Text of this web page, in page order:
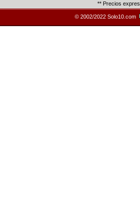
** Precios
© 2002/2022 Solo10.com